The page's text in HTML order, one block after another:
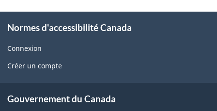
r
o
b
l
m
i
d
g
e
t
o
U
Normes d'accessibilité Canada
Connexion
Créer un compte
About
Gouvernement du Canada